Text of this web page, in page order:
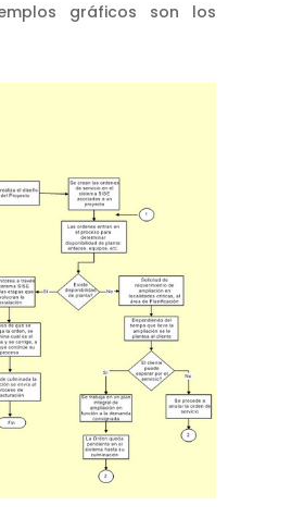
gráficos son los